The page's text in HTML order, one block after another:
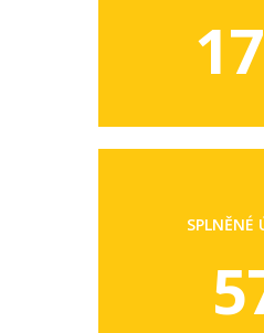
SPLNĚNÉ